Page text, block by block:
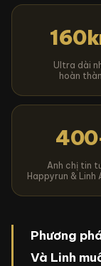
Ultra dài
hoàn
Anh chị tin
Happyrun & Linh
Phương
Và Linh